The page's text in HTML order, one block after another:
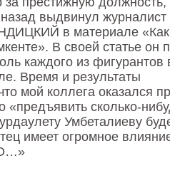
выдвинул журналист
в материале «Как
В своей статье он
каждого из фигурантов
Время и результаты
мой коллега оказался
«предъявить сколько-
Умбеталиеву
имеет огромное